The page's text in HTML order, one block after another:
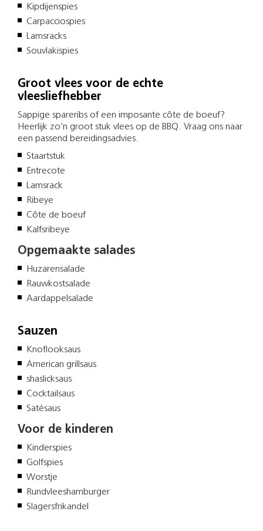
Kipdijenspies
Carpacciospies
Lamsracks
Souvlakispies
Groot vlees voor de echte
vleesliefhebber
Sappige spareribs of een imposante côte de boeuf?
Heerlijk zo’n groot stuk vlees op de BBQ. Vraag ons naar
een passend bereidingsadvies.
Staartstuk
Entrecote
Lamsrack
Ribeye
Côte de boeuf
Kalfsribeye
Opgemaakte salades
Huzarensalade
Rauwkostsalade
Aardappelsalade
Sauzen
Knoflooksaus
American grillsaus
shaslicksaus
Cocktailsaus
Satésaus
Voor de kinderen
Kinderspies
Golfspies
Worstje
Rundvleeshamburger
Slagersfrikandel